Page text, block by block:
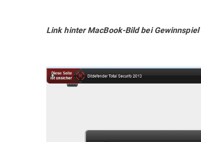
Link hinter MacBook-Bild bei Gewinnspiel